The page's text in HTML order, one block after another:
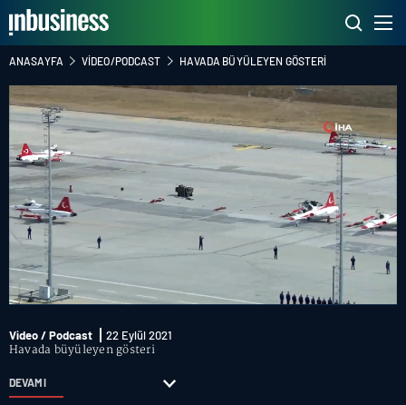
ANASAYFA VIDEO/PODCAST HAVADA BÜYÜLEYEN GÖSTERI
Video / Podcast 22 Eylül 2021
Havada büyüleyen gösteri
DEVAMI